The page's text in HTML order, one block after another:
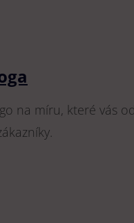
na míru, které vás